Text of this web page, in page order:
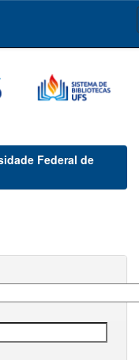
Federal de